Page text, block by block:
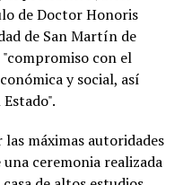
por los
Punta del Este.
clave al
de Doctor Honoris
de San Martín de
con el
y social, así
máximas autoridades
una ceremonia realizada